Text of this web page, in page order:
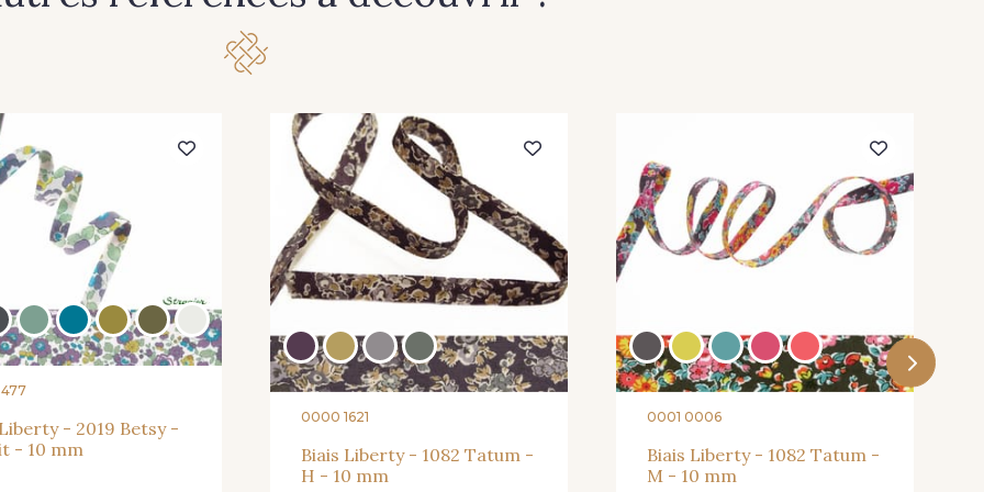
- 2019 Betsy -
- 10 mm
0000 1621
Biais Liberty - 1082 Tatum -
H - 10 mm
0001 0006
Biais Liberty - 1082 Tatum -
M - 10 mm